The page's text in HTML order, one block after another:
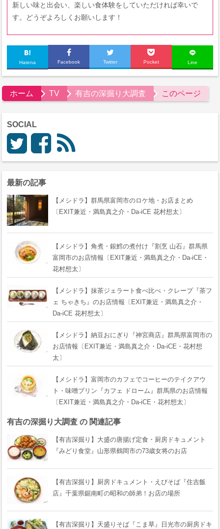
新しい味と出会い、楽しい食体験をしていただければ幸いで
す。どうぞよろしくお願いします！
Hatena Facebook Twitter Pocket Line
ホーム TV 有吉の深掘り大調査 このページ
SOCIAL
最新の記事
【メシドラ】群馬県富岡市のロケ地・お店まとめ
〔EXIT兼近・満島真之介・Da-iCE 花村想太〕
【メシドラ】角煮・銀鱈の煮付け『割烹 山石』群馬県
富岡市のお店情報〔EXIT兼近・満島真之介・Da-iCE・
花村想太〕
【メシドラ】抹茶ジェラート食べ比べ・クレープ『茶フ
ェ ちゃきち』のお店情報〔EXIT兼近・満島真之介・
Da-iCE 花村想太〕
【メシドラ】納豆おにぎり『神宮商店』群馬県富岡市の
お店情報〔EXIT兼近・満島真之介・Da-iCE・花村想
太〕
【メシドラ】富岡市のカフェでコーヒーのテイクアウ
ト・味噌プリン『カフェ ドローム』群馬県のお店情報
〔EXIT兼近・満島真之介・Da-iCE・花村想太〕
有吉の深掘り大調査 の 関連記事
【有吉深掘り】大盛の唐揚げ定食・厨房ドキュメント
『みどり食堂』山形県鶴岡市の73歳女将のお店
【有吉深掘り】厨房ドキュメント・えびそば『住吉飯
店』千葉県鋸南町の昭和の師弟！お店の場所
【有吉深掘り】天盛りそば『こま草』日光市の厨房ドキ